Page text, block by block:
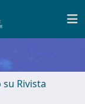
Rivista